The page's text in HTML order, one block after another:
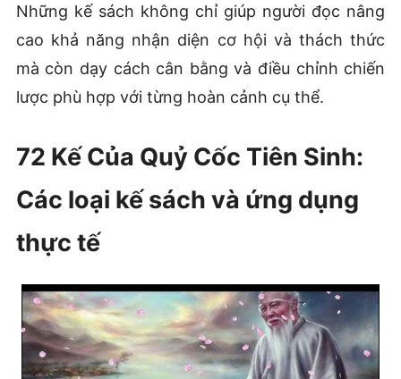
Những kế sách không chỉ giúp người đọc nâng
cao khả năng nhận diện cơ hội và thách thức
mà còn dạy cách cân bằng và điều chỉnh chiến
lược phù hợp với từng hoàn cảnh cụ thể.
72 Kế Của Quỷ Cốc Tiên Sinh:
Các loại kế sách và ứng dụng
thực tế